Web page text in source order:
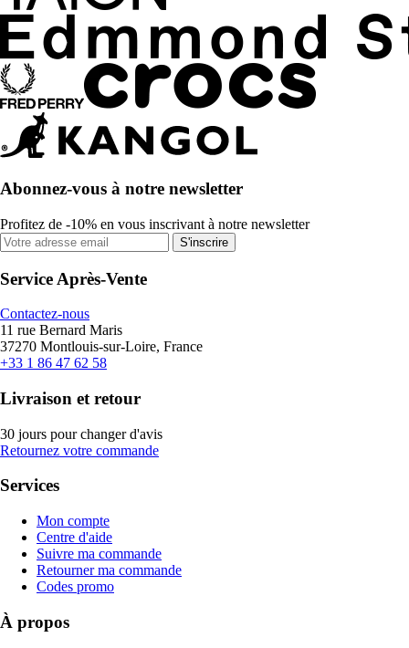
Abonnez-vous à notre newsletter
Profitez de -10% en vous inscrivant à notre newsletter
S'inscrire
Service Après-Vente
Contactez-nous
11 rue Bernard Maris
37270 Montlouis-sur-Loire, France
+33 1 86 47 62 58
Livraison et retour
30 jours pour changer d'avis
Retournez votre commande
Services
Mon compte
Centre d'aide
Suivre ma commande
Retourner ma commande
Codes promo
À propos